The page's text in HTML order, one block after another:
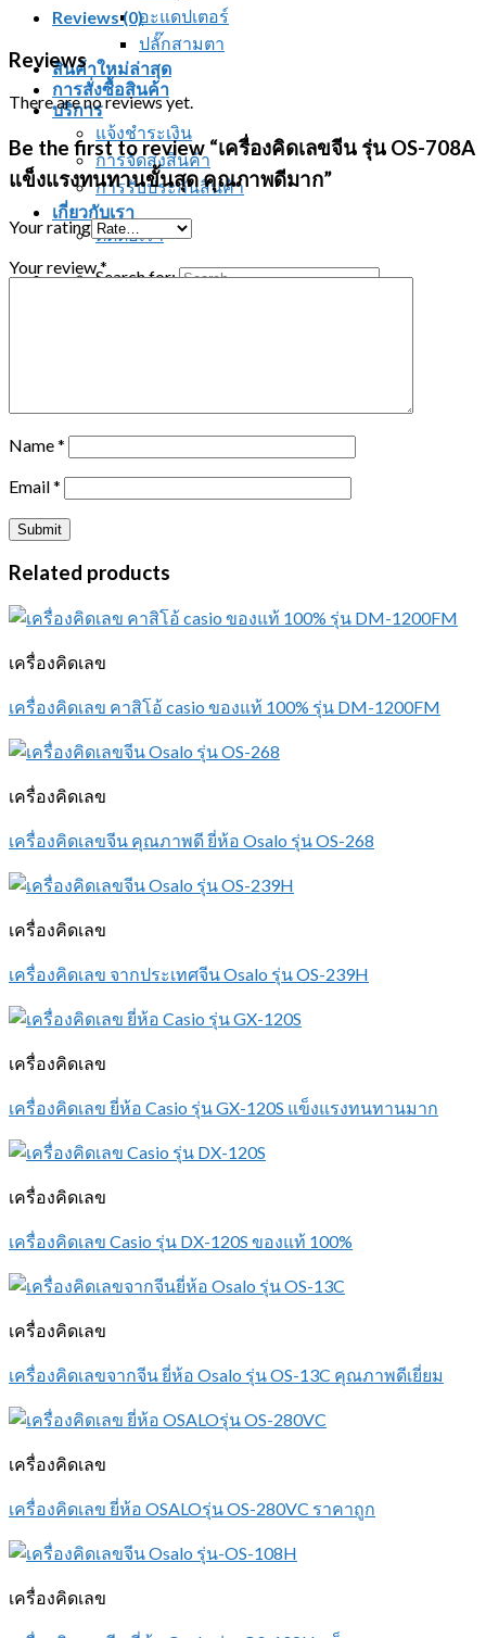
อะแดปเตอร์
ปลั๊กสามตา
สินค้าใหม่ล่าสุด
การสั่งซื้อสินค้า
บริการ
แจ้งชำระเงิน
การจัดส่งสินค้า
การรับประกันสินค้า
เกี่ยวกับเรา
ติดต่อเรา
Search for:
Reviews (0)
Reviews
There are no reviews yet.
Be the first to review “เครื่องคิดเลขจีน รุ่น OS-708A
แข็งแรงทนทานขั้นสุด คุณภาพดีมาก”
Your rating
Your review*
Name*
Email*
Related products
เครื่องคิดเลข
เครื่องคิดเลข คาสิโอ้ casio ของแท้ 100% รุ่น DM-1200FM
เครื่องคิดเลข
เครื่องคิดเลขจีน คุณภาพดี ยี่ห้อ Osalo รุ่น OS-268
เครื่องคิดเลข
เครื่องคิดเลข จากประเทศจีน Osalo รุ่น OS-239H
เครื่องคิดเลข
เครื่องคิดเลข ยี่ห้อ Casio รุ่น GX-120S แข็งแรงทนทานมาก
เครื่องคิดเลข
เครื่องคิดเลข Casio รุ่น DX-120S ของแท้ 100%
เครื่องคิดเลข
เครื่องคิดเลขจากจีน ยี่ห้อ Osalo รุ่น OS-13C คุณภาพดีเยี่ยม
เครื่องคิดเลข
เครื่องคิดเลข ยี่ห้อ OSALOรุ่น OS-280VC ราคาถูก
เครื่องคิดเลข